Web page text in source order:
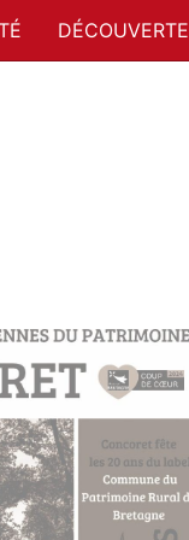
DÉCOUVERTE